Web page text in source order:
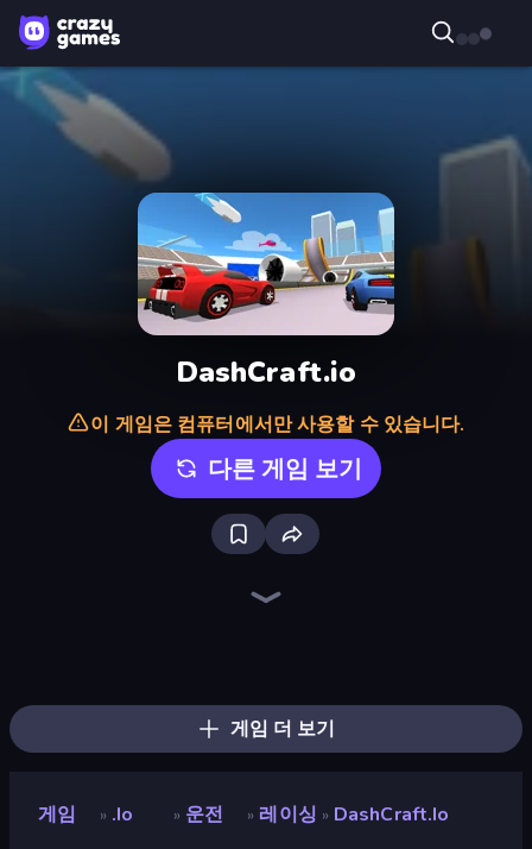
DashCraft.io
이 게임은 컴퓨터에서만 사용할 수 있습니다.
다른 게임 보기
게임 더 보기
게임 » .io » 운전 » 레이싱 » DashCraft.io